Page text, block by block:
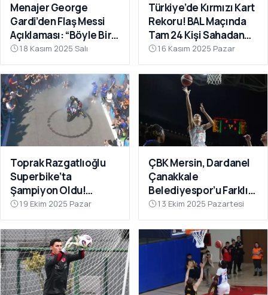
Menajer George
Gardi’den Flaş Messi
Açıklaması: “Böyle Bir
Fırsat Olursa,
Galatasaray İçin
Faydalı Olabilir”
18 Kasım 2025 Salı
Türkiye’de Kırmızı Kart
Rekoru! BAL Maçında
Tam 24 Kişi Sahadan
Atıldı
16 Kasım 2025 Pazar
Toprak Razgatlıoğlu
Superbike’ta
Şampiyon Oldu!
Rakibinin Skandal
Hamlesi Tepki Çekti
19 Ekim 2025 Pazar
ÇBK Mersin, Dardanel
Çanakkale
Belediyespor’u Farklı
Geçti: 112-78
13 Ekim 2025 Pazartesi